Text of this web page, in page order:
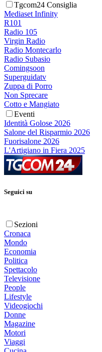
Tgcom24 Consiglia
Mediaset Infinity
R101
Radio 105
Virgin Radio
Radio Montecarlo
Radio Subasio
Comingsoon
Superguidatv
Zuppa di Porro
Non Sprecare
Cotto e Mangiato
Eventi
Identità Golose 2026
Salone del Risparmio 2026
Fuorisalone 2026
L'Artigiano in Fiera 2025
Seguici su
Sezioni
Cronaca
Mondo
Economia
Politica
Spettacolo
Televisione
People
Lifestyle
Videogiochi
Donne
Magazine
Motori
Viaggi